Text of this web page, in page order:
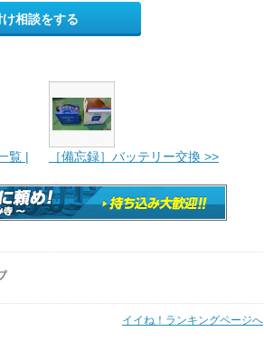
相談をする
覧 | ［備忘録］バッテリー交換 >>
イイね！ランキングページへ